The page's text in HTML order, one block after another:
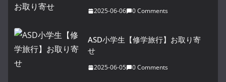
2025-06-06 0 Comments
ASD小学生【修学旅行】お取り寄
せ
2025-06-05 0 Comments